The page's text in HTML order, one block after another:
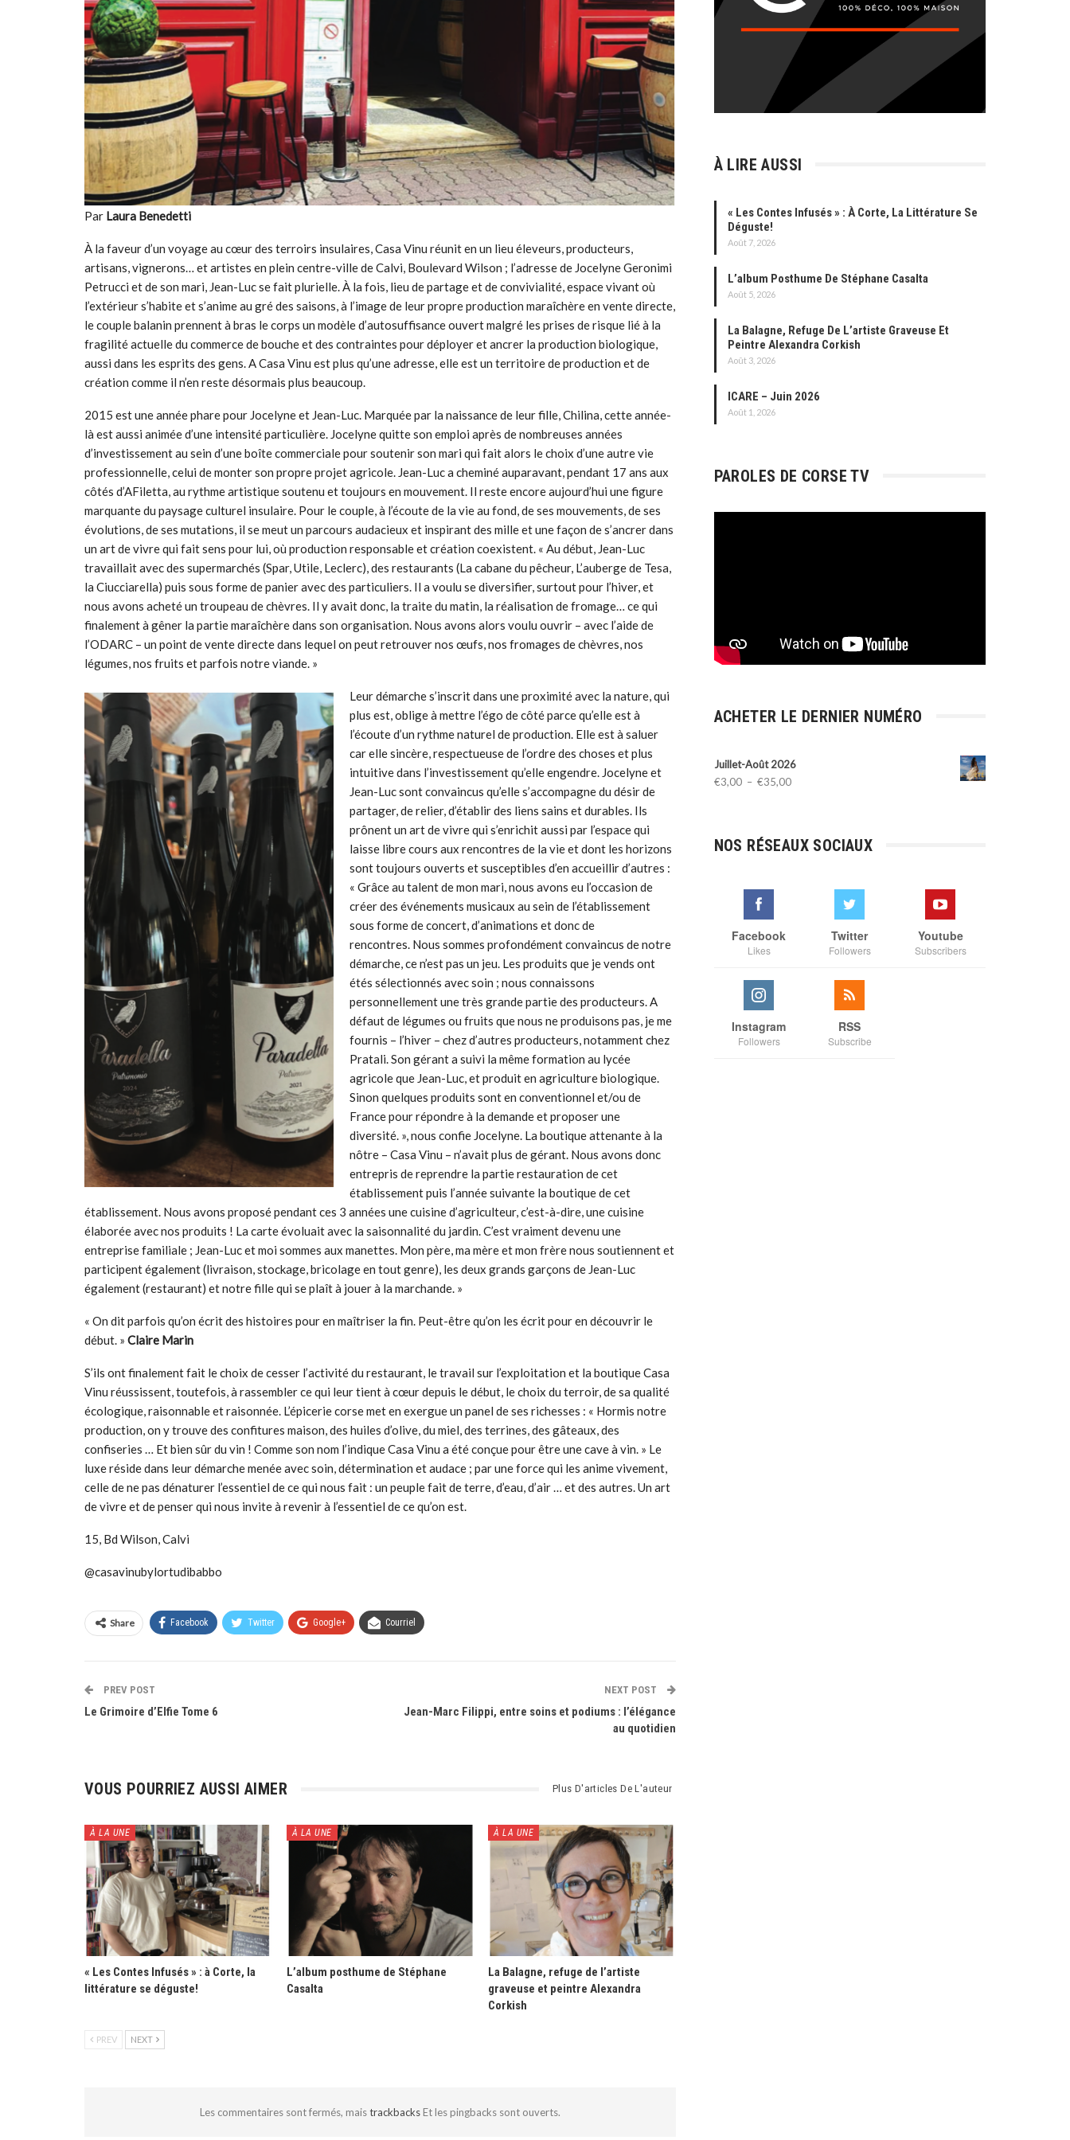
Par Laura Benedetti
À la faveur d’un voyage au cœur des terroirs insulaires, Casa Vinu réunit en un lieu éleveurs, producteurs,
artisans, vignerons… et artistes en plein centre-ville de Calvi, Boulevard Wilson ; l’adresse de Jocelyne Geronimi
Petrucci et de son mari, Jean-Luc se fait plurielle. À la fois, lieu de partage et de convivialité, espace vivant où
l’extérieur s’habite et s’anime au gré des saisons, à l’image de leur propre production maraîchère en vente directe,
le couple balanin prennent à bras le corps un modèle d’autosuffisance ouvert malgré les prises de risque lié à la
fragilité actuelle du commerce de bouche et des contraintes pour déployer et ancrer la production biologique,
aussi dans les esprits des gens. A Casa Vinu est plus qu’une adresse, elle est un territoire de production et de
création comme il n’en reste désormais plus beaucoup.
2015 est une année phare pour Jocelyne et Jean-Luc. Marquée par la naissance de leur fille, Chilina, cette année-
là est aussi animée d’une intensité particulière. Jocelyne quitte son emploi après de nombreuses années
d’investissement au sein d’une boîte commerciale pour soutenir son mari qui fait alors le choix d’une autre vie
professionnelle, celui de monter son propre projet agricole. Jean-Luc a cheminé auparavant, pendant 17 ans aux
côtés d’AFiletta, au rythme artistique soutenu et toujours en mouvement. Il reste encore aujourd’hui une figure
marquante du paysage culturel insulaire. Pour le couple, à l’écoute de la vie au fond, de ses mouvements, de ses
évolutions, de ses mutations, il se meut un parcours audacieux et inspirant des mille et une façon de s’ancrer dans
un art de vivre qui fait sens pour lui, où production responsable et création coexistent. « Au début, Jean-Luc
travaillait avec des supermarchés (Spar, Utile, Leclerc), des restaurants (La cabane du pêcheur, L’auberge de Tesa,
la Ciucciarella) puis sous forme de panier avec des particuliers. Il a voulu se diversifier, surtout pour l’hiver, et
nous avons acheté un troupeau de chèvres. Il y avait donc, la traite du matin, la réalisation de fromage… ce qui
finalement à gêner la partie maraîchère dans son organisation. Nous avons alors voulu ouvrir – avec l’aide de
l’ODARC – un point de vente directe dans lequel on peut retrouver nos œufs, nos fromages de chèvres, nos
légumes, nos fruits et parfois notre viande. »
Leur démarche s’inscrit dans une proximité avec la nature, qui
plus est, oblige à mettre l’égo de côté parce qu’elle est à
l’écoute d’un rythme naturel de production. Elle est à saluer
car elle sincère, respectueuse de l’ordre des choses et plus
intuitive dans l’investissement qu’elle engendre. Jocelyne et
Jean-Luc sont convaincus qu’elle s’accompagne du désir de
partager, de relier, d’établir des liens sains et durables. Ils
prônent un art de vivre qui s’enrichit aussi par l’espace qui
laisse libre cours aux rencontres de la vie et dont les horizons
sont toujours ouverts et susceptibles d’en accueillir d’autres :
« Grâce au talent de mon mari, nous avons eu l’occasion de
créer des événements musicaux au sein de l’établissement
sous forme de concert, d’animations et donc de
rencontres. Nous sommes profondément convaincus de notre
démarche, ce n’est pas un jeu. Les produits que je vends ont
étés sélectionnés avec soin ; nous connaissons
personnellement une très grande partie des producteurs. A
défaut de légumes ou fruits que nous ne produisons pas, je me
fournis – l’hiver – chez d’autres producteurs, notamment chez
Pratali. Son gérant a suivi la même formation au lycée
agricole que Jean-Luc, et produit en agriculture biologique.
Sinon quelques produits sont en conventionnel et/ou de
France pour répondre à la demande et proposer une
diversité. », nous confie Jocelyne. La boutique attenante à la
nôtre – Casa Vinu – n’avait plus de gérant. Nous avons donc
entrepris de reprendre la partie restauration de cet
établissement puis l’année suivante la boutique de cet
établissement. Nous avons proposé pendant ces 3 années une cuisine d’agriculteur, c’est-à-dire, une cuisine
élaborée avec nos produits ! La carte évoluait avec la saisonnalité du jardin. C’est vraiment devenu une
entreprise familiale ; Jean-Luc et moi sommes aux manettes. Mon père, ma mère et mon frère nous soutiennent et
participent également (livraison, stockage, bricolage en tout genre), les deux grands garçons de Jean-Luc
également (restaurant) et notre fille qui se plaît à jouer à la marchande. »
« On dit parfois qu’on écrit des histoires pour en maîtriser la fin. Peut-être qu’on les écrit pour en découvrir le
début. » Claire Marin
S’ils ont finalement fait le choix de cesser l’activité du restaurant, le travail sur l’exploitation et la boutique Casa
Vinu réussissent, toutefois, à rassembler ce qui leur tient à cœur depuis le début, le choix du terroir, de sa qualité
écologique, raisonnable et raisonnée. L’épicerie corse met en exergue un panel de ses richesses : « Hormis notre
production, on y trouve des confitures maison, des huiles d’olive, du miel, des terrines, des gâteaux, des
confiseries … Et bien sûr du vin ! Comme son nom l’indique Casa Vinu a été conçue pour être une cave à vin. » Le
luxe réside dans leur démarche menée avec soin, détermination et audace ; par une force qui les anime vivement,
celle de ne pas dénaturer l’essentiel de ce qui nous fait : un peuple fait de terre, d’eau, d’air … et des autres. Un art
de vivre et de penser qui nous invite à revenir à l’essentiel de ce qu’on est.
15, Bd Wilson, Calvi
@casavinubylortudibabbo
Share Facebook Twitter Google+ Courriel
PREV POST
Le Grimoire d’Elfie Tome 6
NEXT POST
Jean-Marc Filippi, entre soins et podiums : l’élégance
au quotidien
VOUS POURRIEZ AUSSI AIMER Plus D'articles De L'auteur
À LA UNE
« Les Contes Infusés » : à Corte, la
littérature se déguste!
À LA UNE
L’album posthume de Stéphane
Casalta
À LA UNE
La Balagne, refuge de l’artiste
graveuse et peintre Alexandra
Corkish
PREV NEXT
Les commentaires sont fermés, maistrackbacks Et les pingbacks sont ouverts.
À LIRE AUSSI
« Les Contes Infusés » : À Corte, La Littérature Se
Déguste!
Août 7, 2026
L’album Posthume De Stéphane Casalta
Août 5, 2026
La Balagne, Refuge De L’artiste Graveuse Et
Peintre Alexandra Corkish
Août 3, 2026
ICARE – Juin 2026
Août 1, 2026
PAROLES DE CORSE TV
ACHETER LE DERNIER NUMÉRO
Juillet-Août 2026
€3,00 – €35,00Plage
à
NOS RÉSEAUX SOCIAUX
Facebook
Likes
Twitter
Followers
Youtube
Subscribers
Instagram
Followers
RSS
Subscribe